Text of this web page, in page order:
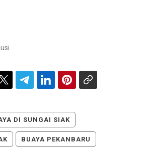
DI SUNGAI SIAK
BUAYA PEKANBARU